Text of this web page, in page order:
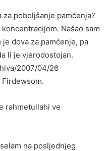
poboljšanje pamćenja?
Našao sam
dova za pamćenje, pa
li je vjerodostojan.
2007/04/26
rahmetullahi ve
na posljednjeg